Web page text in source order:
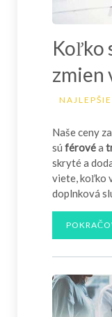
Koľko
zmien
Naše ceny za
sú férovéa
skryté a
viete, koľko
doplnková